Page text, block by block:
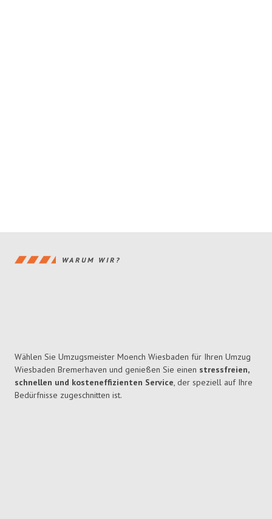
WARUM WIR?
Wählen Sie Umzugsmeister Moench Wiesbaden für Ihren Umzug
Wiesbaden Bremerhaven und genießen Sie einen stressfreien,
schnellen und kosteneffizienten Service, der speziell auf Ihre
Bedürfnisse zugeschnitten ist.